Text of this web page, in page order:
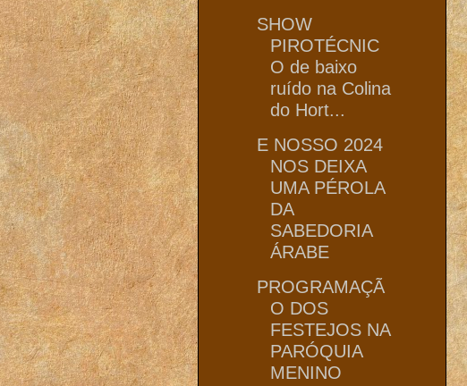
SHOW
PIROTÉCNIC
O de baixo
ruído na Colina
do Hort...
E NOSSO 2024
NOS DEIXA
UMA PÉROLA
DA
SABEDORIA
ÁRABE
PROGRAMAÇÃ
O DOS
FESTEJOS NA
PARÓQUIA
MENINO